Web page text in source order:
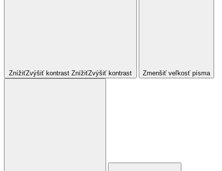
ZnížiťZvýšiť kontrast ZnížiťZvýšiť kontrast Zmenšiť veľkosť písma